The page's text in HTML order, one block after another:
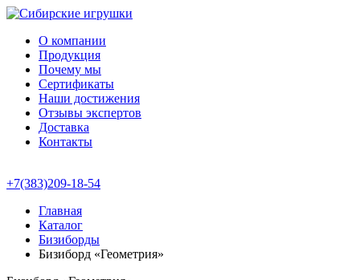
О компании
Продукция
Почему мы
Сертификаты
Наши достижения
Отзывы экспертов
Доставка
Контакты
+7(383)209-18-54
Главная
Каталог
Бизиборды
Бизиборд «Геометрия»